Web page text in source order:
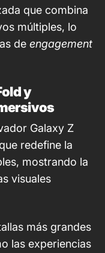
que combina
múltiples, lo
de engagement
y
Galaxy Z
redefine la
mostrando la
visuales
más grandes
las experiencias